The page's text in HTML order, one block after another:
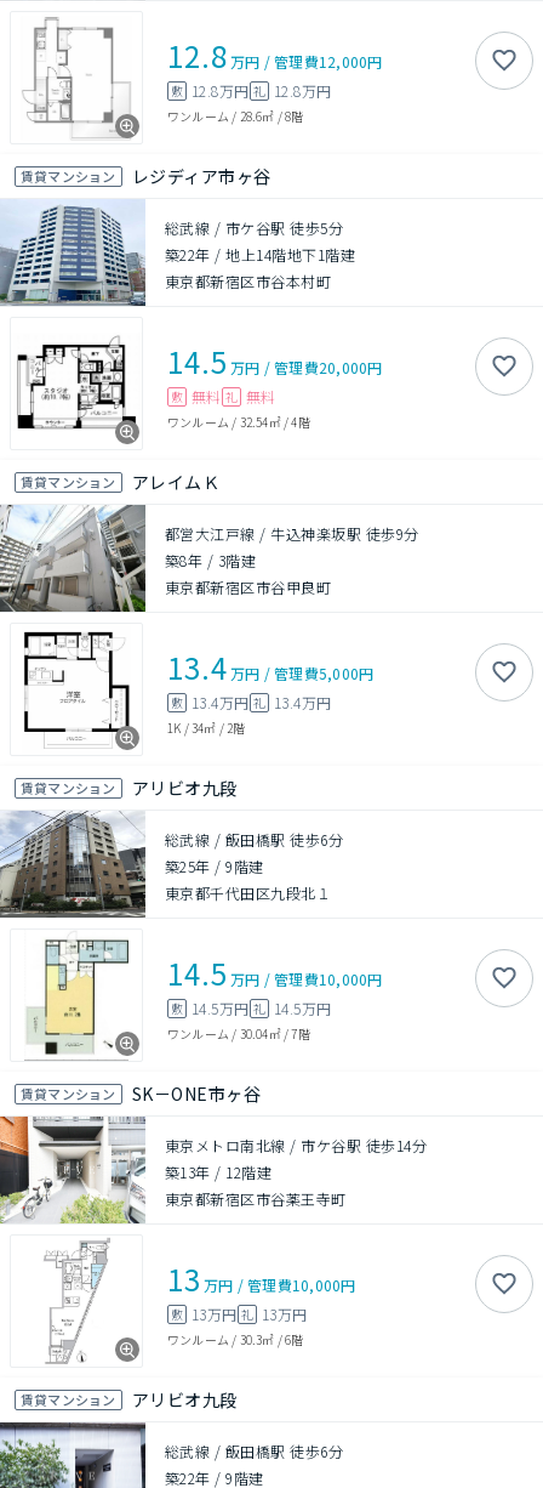
12.8万円 /管理費12,000円
敷 12.8万円 礼 12.8万円
ワンルーム / 28.6㎡ /8階
賃貸マンション レジディア市ヶ谷
総武線 / 市ケ谷駅 徒歩5分
築22年 /地上14階地下1階建
東京都新宿区市谷本村町
14.5 万円 /管理費20,000円
敷 無料 礼 無料
ワンルーム / 32.54㎡/4階
賃貸マンション アレイムＫ
都営大江戸線 / 牛込神楽坂駅 徒歩9分
築8年 / 3階建
東京都新宿区市谷甲良町
13.4万円 /管理費5,000円
敷 13.4万円 礼 13.4万円
1K /34㎡ / 2階
賃貸マンション アリビオ九段
総武線 / 飯田橋駅 徒歩6分
築25年 /9階建
東京都千代田区九段北１
14.5 万円 /管理費10,000円
敷 14.5万円 礼 14.5万円
ワンルーム / 30.04㎡/7階
賃貸マンション SK－ONE市ヶ谷
東京メトロ南北線 / 市ケ谷駅 徒歩14分
築13年 / 12階建
東京都新宿区市谷薬王寺町
13 万円 /管理費10,000円
敷 13万円 礼 13万円
ワンルーム / 30.3㎡ /6階
賃貸マンション アリビオ九段
総武線 / 飯田橋駅 徒歩6分
築22年 /9階建